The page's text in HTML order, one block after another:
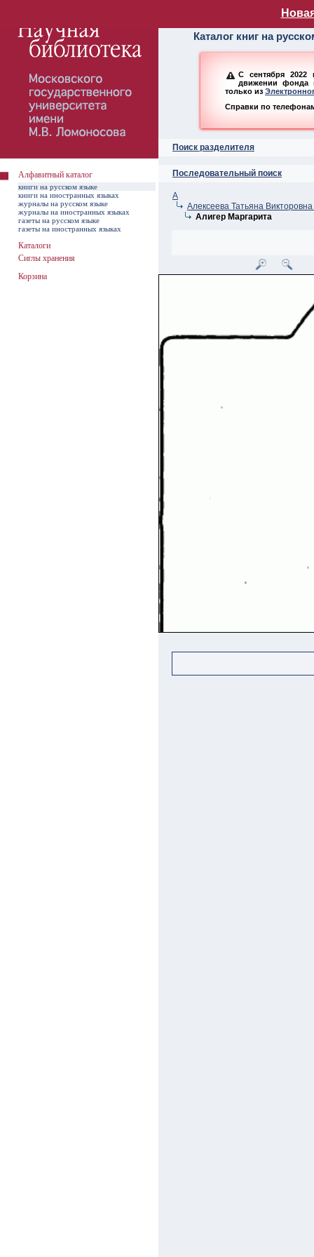
Алфавитный
Каталог книг на
С сентября 2022
движении фонда
только из
Справки по
Поиск разделителя
Последовательный поиск
А
Алексеева Татьяна
Алигер Маргарита
Алфавитный каталог
книги на русском языке
книги на иностранных языках
журналы на русском языке
журналы на иностранных языках
газеты на русском языке
газеты на иностранных языках
Каталоги
Сиглы хранения
Корзина